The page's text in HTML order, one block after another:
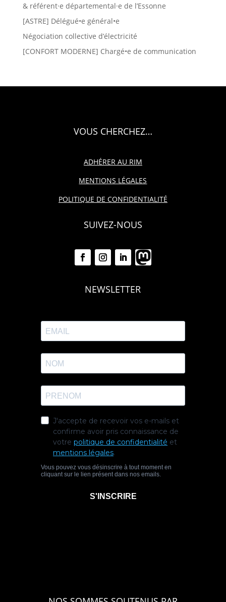
& référent·e départemental·e de l’Essonne
[ASTRE] Délégué•e général•e
Négociation collective d’électricité
[CONFORT MODERNE] Chargé•e de communication
VOUS CHERCHEZ…
ADHÉRER AU RIM
MENTIONS LÉGALES
POLITIQUE DE CONFIDENTIALITÉ
SUIVEZ-NOUS
NEWSLETTER